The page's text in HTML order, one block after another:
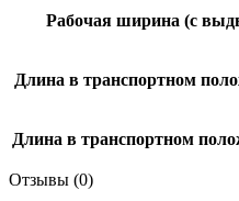
Рабочая ширина (с
Длина в транспортном
Длина в транспортном
Отзывы (0)